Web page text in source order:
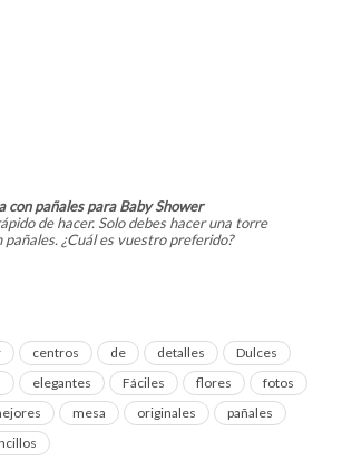
con pañales para Baby Shower
de hacer. Solo debes hacer una torre
pañales. ¿Cuál es vuestro preferido?
centros de detalles
Dulces
elegantes Fáciles flores
fotos
mesa originales
pañales